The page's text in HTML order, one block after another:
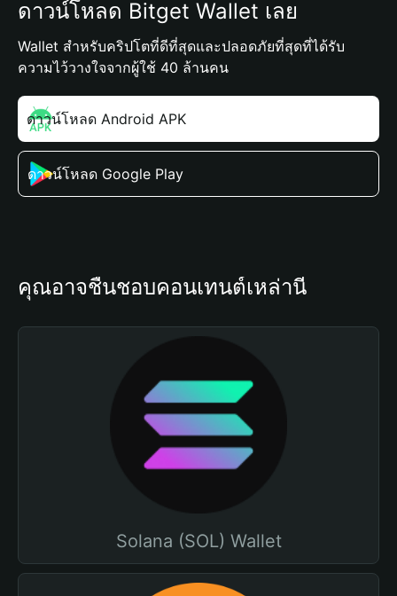
ดาวน์โหลด Bitget Wallet เลย
Wallet สำหรับคริปโตที่ดีที่สุดและปลอดภัยที่สุดที่ได้รับ
ความไว้วางใจจากผู้ใช้ 40 ล้านคน
ดาวน์โหลด Android APK
ดาวน์โหลด Google Play
คุณอาจชื่นชอบคอนเทนต์เหล่านี้
Solana (SOL) Wallet